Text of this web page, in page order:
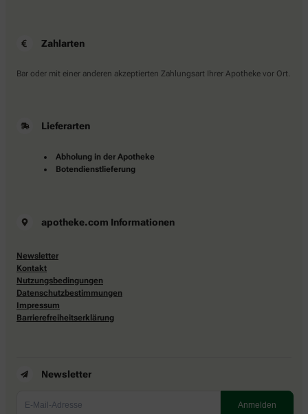
Zahlarten
Bar oder mit einer anderen akzeptierten Zahlungsart Ihrer Apotheke vor Ort.
Lieferarten
Abholung in der Apotheke
Botendienstlieferung
apotheke.com Informationen
Newsletter
Kontakt
Nutzungsbedingungen
Datenschutzbestimmungen
Impressum
Barrierefreiheitserklärung
Newsletter